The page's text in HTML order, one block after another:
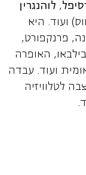
, לוהנגרין
ועוד. היא
פרנקפורט,
האופרה
ועוד. עבדה
לטלוויזיה